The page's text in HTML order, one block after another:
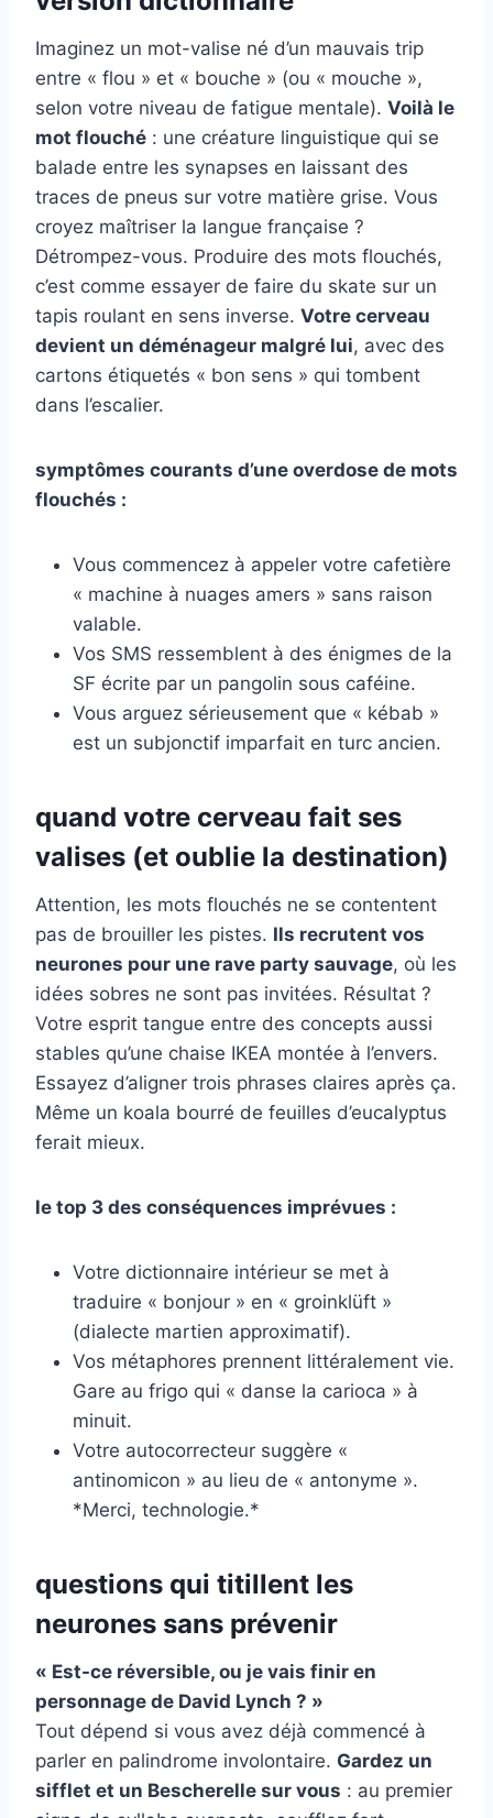
Imaginez un mot-valise né d’un mauvais trip
entre « flou » et « bouche » (ou « mouche »,
selon votre niveau de fatigue mentale). Voilà le
mot flouché : une créature linguistique qui se
balade entre les synapses en laissant des
traces de pneus sur votre matière grise. Vous
croyez maîtriser la langue française ?
Détrompez-vous. Produire des mots flouchés,
c’est comme essayer de faire du skate sur un
tapis roulant en sens inverse. Votre cerveau
devient un déménageur malgré lui, avec des
cartons étiquetés « bon sens » qui tombent
dans l’escalier.
symptômes courants d’une overdose de mots
flouchés :
Vous commencez à appeler votre cafetière
« machine à nuages amers » sans raison
valable.
Vos SMS ressemblent à des énigmes de la
SF écrite par un pangolin sous caféine.
Vous arguez sérieusement que « kébab »
est un subjonctif imparfait en turc ancien.
quand votre cerveau fait ses
valises (et oublie la destination)
Attention, les mots flouchés ne se contentent
pas de brouiller les pistes. Ils recrutent vos
neurones pour une rave party sauvage, où les
idées sobres ne sont pas invitées. Résultat ?
Votre esprit tangue entre des concepts aussi
stables qu’une chaise IKEA montée à l’envers.
Essayez d’aligner trois phrases claires après ça.
Même un koala bourré de feuilles d’eucalyptus
ferait mieux.
le top 3 des conséquences imprévues :
Votre dictionnaire intérieur se met à
traduire « bonjour » en « groinklüft »
(dialecte martien approximatif).
Vos métaphores prennent littéralement vie.
Gare au frigo qui « danse la carioca » à
minuit.
Votre autocorrecteur suggère «
antinomicon » au lieu de « antonyme ».
*Merci, technologie.*
questions qui titillent les
neurones sans prévenir
« Est-ce réversible, ou je vais finir en
personnage de David Lynch ? »
Tout dépend si vous avez déjà commencé à
parler en palindrome involontaire. Gardez un
sifflet et un Bescherelle sur vous : au premier